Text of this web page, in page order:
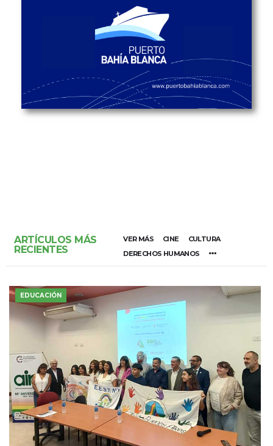
ARTÍCULOS MÁS
RECIENTES
VER MÁS CINE
CULTURA
DERECHOS HUMANOS
EDUCACIÓN